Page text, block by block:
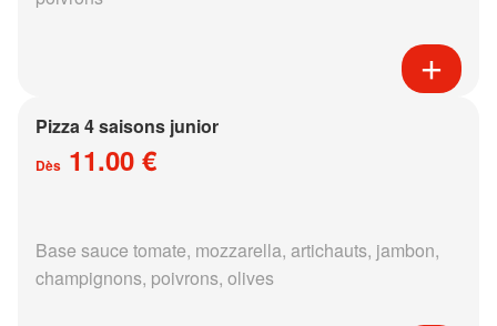
Pizza 4 saisons junior
Dès 11.00 €
Base sauce tomate, mozzarella, artichauts, jambon,
champignons, poivrons, olives